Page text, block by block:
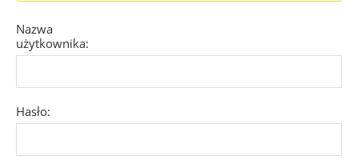
Nazwa
użytkownika:
Hasło: